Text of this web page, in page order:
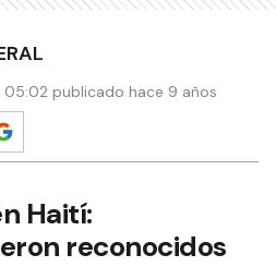
05:02 publicado hace 9 años
Haití:
reconocidos